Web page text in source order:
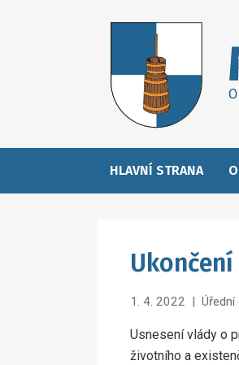
HLAVNÍ STRANA
1. 4. 2022 | Úřední
Usnesení vlády o
životního a